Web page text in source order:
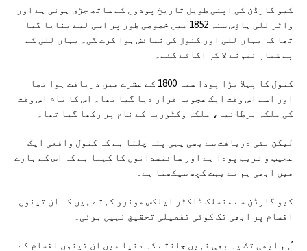
کیو گارڈن کی اپنی طویل تاریخ پودوں کے ساتھ جڑی ہوئی ہے اور
واٹر للی ہاؤس سنہ 1852 میں خصوصی طور پر اسی لیے بنایا گیا
تھا کہ یہاں لِلی اور کنول کی نمائش ہوا کرے گی۔ یہاں لِلی کے
بے شمار نمونے لا کر اگائے گئے۔
کنول کا پہلا بڑا پودا سنہ 1800 کے عشرے میں دریافت ہوا تھا
اور اسے اس وقت ایک عجوبہ قرار دیا گیا تھا۔ اس کا نام اس وقت
کی ملکہ برطانیہ، ملکہ وکٹوریہ کے نام پر رکھا گیا تھا۔
لیکن نئی دریافت سے بھی یہی پتہ چلتا ہے کہ کنول واقعی ایک
عجیب و غریب پودا ہے اور سائنسدانوں کا کہنا ہے کہ اس کے بارے
میں ابھی ہم نے بہت کچھ سیکھنا ہے۔
کیو گارڈن سے منسلک ڈاکٹر ایلکس مونرو کہتے ہیں کہ ان تینوں
اقسام پر ابھی تک کوئی تفصیلی تحقیق نہیں ہوئی۔
’ہم ابھی تک یہ بھی نہیں جانتے کہ دنیا میں ان تینوں اقسام کے